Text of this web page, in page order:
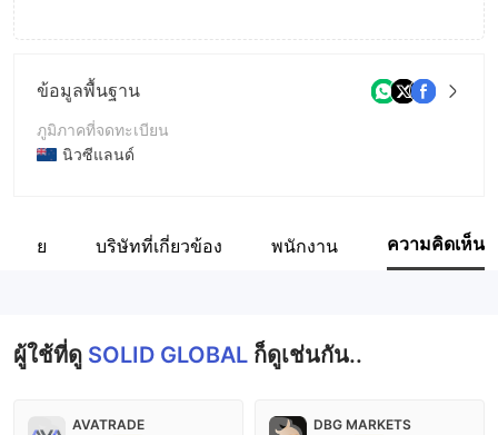
ข้อมูลพื้นฐาน
ภูมิภาคที่จดทะเบียน
นิวซีแลนด์
ชื่อบริษัท
ข่าย บริษัทที่เกี่ยวข้อง พนักงาน ความคิดเห็น
ผู้ใช้ที่ดู SOLID GLOBAL ก็ดูเช่นกัน..
AVATRADE DBG MARKETS